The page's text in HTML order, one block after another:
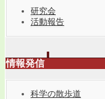
研究会
活動報告
情報発信
科学の散歩道